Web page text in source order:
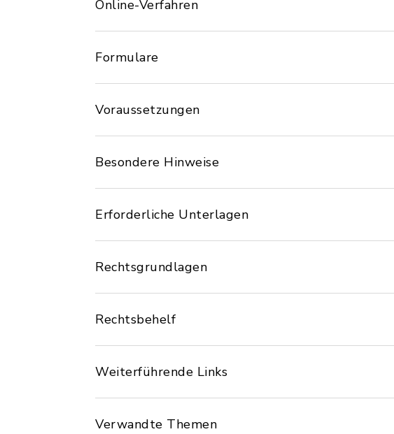
Online-Verfahren
Formulare
Voraussetzungen
Besondere Hinweise
Erforderliche Unterlagen
Rechtsgrundlagen
Rechtsbehelf
Weiterführende Links
Verwandte Themen